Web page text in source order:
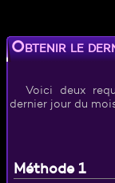
Obtenir le
Voici deux
dernier jour du
Méthode 1